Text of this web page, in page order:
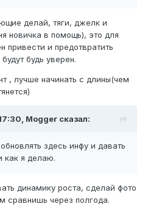
месяц (Завершён)
25 мин.
утренние стояки стали
прогу мануальные тяги, но
когда их делал, так как при
делай, тяги, джелк и
новичка в помощь), это для
привести и предотвратить
будь уверен.
, лучше начинать с длины(чем
Mogger сказал:
здесь инфу и давать
как я делаю.
динамику роста, сделай фото
сравнишь через полгода.